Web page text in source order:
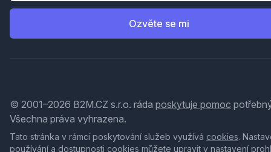
Ozvěte se mi
© 2001–2026 B2M.CZ s.r.o. ráda poskytuje pomoc
Všechna práva vyhrazena.
Tato stránka v rámci poskytování služeb využívá cookies.
používání a dostupnosti cookies můžete upravit v nastavení